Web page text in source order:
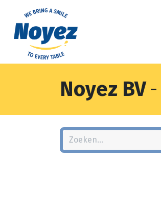
Noyez BV-